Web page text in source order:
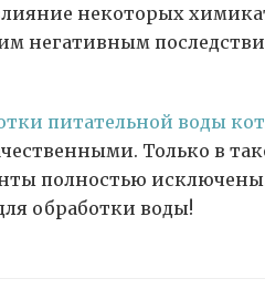
некоторых
негативным
питательной воды
Только в
полностью
обработки воды!